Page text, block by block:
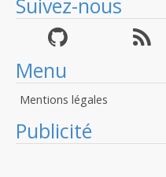
Suivez-nous
Menu
Mentions légales
Publicité